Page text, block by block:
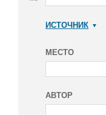
ИСТОЧНИК
МЕСТО
АВТОР